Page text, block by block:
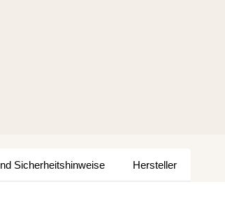
Sicherheitshinweise Hersteller